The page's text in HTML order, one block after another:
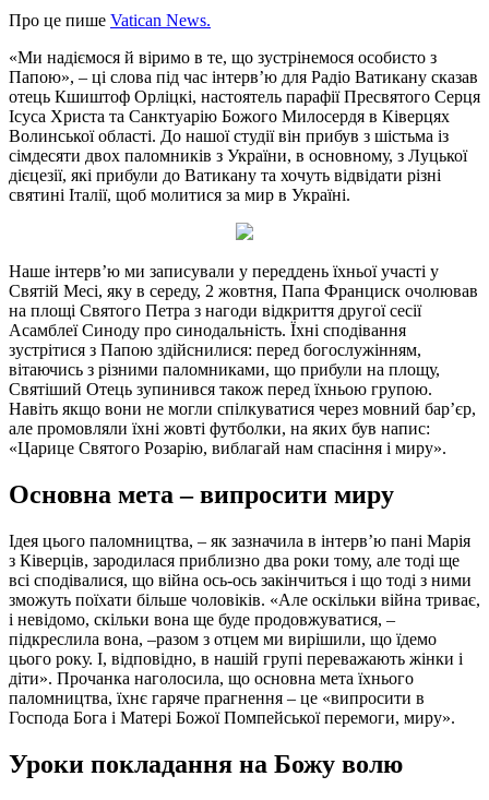
Про це пише Vatican News.
«Ми надіємося й віримо в те, що зустрінемося особисто з
Папою», – ці слова під час інтерв’ю для Радіо Ватикану сказав
отець Кшиштоф Орліцкі, настоятель парафії Пресвятого Серця
Ісуса Христа та Санктуарію Божого Милосердя в Ківерцях
Волинської області. До нашої студії він прибув з шістьма із
сімдесяти двох паломників з України, в основному, з Луцької
дієцезії, які прибули до Ватикану та хочуть відвідати різні
святині Італії, щоб молитися за мир в Україні.
Наше інтерв’ю ми записували у переддень їхньої участі у
Святій Месі, яку в середу, 2 жовтня, Папа Франциск очолював
на площі Святого Петра з нагоди відкриття другої сесії
Асамблеї Синоду про синодальність. Їхні сподівання
зустрітися з Папою здійснилися: перед богослужінням,
вітаючись з різними паломниками, що прибули на площу,
Святіший Отець зупинився також перед їхньою групою.
Навіть якщо вони не могли спілкуватися через мовний барʼєр,
але промовляли їхні жовті футболки, на яких був напис:
«Царице Святого Розарію, виблагай нам спасіння і миру».
Основна мета – випросити миру
Ідея цього паломництва, – як зазначила в інтервʼю пані Марія
з Ківерців, зародилася приблизно два роки тому, але тоді ще
всі сподівалися, що війна ось-ось закінчиться і що тоді з ними
зможуть поїхати більше чоловіків. «Але оскільки війна триває,
і невідомо, скільки вона ще буде продовжуватися, –
підкреслила вона, –разом з отцем ми вирішили, що їдемо
цього року. І, відповідно, в нашій групі переважають жінки і
діти». Прочанка наголосила, що основна мета їхнього
паломництва, їхнє гаряче прагнення – це «випросити в
Господа Бога і Матері Божої Помпейської перемоги, миру».
Уроки покладання на Божу волю